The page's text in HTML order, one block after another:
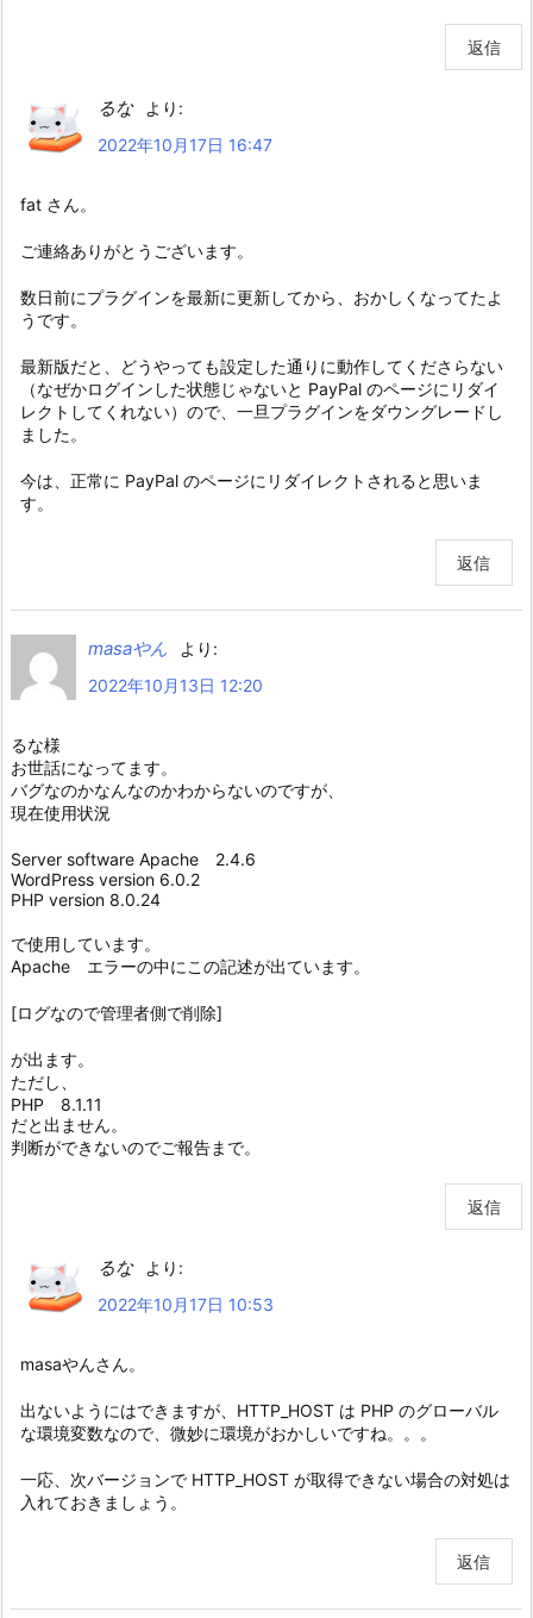
返信
るな
より:
2022年10月17日 16:47
fat さん。
ご連絡ありがとうございます。
数日前にプラグインを最新に更新してから、おかしくなってたよ
うです。
最新版だと、どうやっても設定した通りに動作してくださらない
（なぜかログインした状態じゃないと PayPal のページにリダイ
レクトしてくれない）ので、一旦プラグインをダウングレードし
ました。
今は、正常に PayPal のページにリダイレクトされると思いま
す。
返信
masaやん
より:
2022年10月13日 12:20
るな様
お世話になってます。
バグなのかなんなのかわからないのですが、
現在使用状況
Server software Apache 2.4.6
WordPress version 6.0.2
PHP version 8.0.24
で使用しています。
Apache エラーの中にこの記述が出ています。
[ログなので管理者側で削除]
が出ます。
ただし、
PHP 8.1.11
だと出ません。
判断ができないのでご報告まで。
返信
るな
より:
2022年10月17日 10:53
masaやんさん。
出ないようにはできますが、HTTP_HOST は PHP のグローバル
な環境変数なので、微妙に環境がおかしいですね。。。
一応、次バージョンで HTTP_HOST が取得できない場合の対処は
入れておきましょう。
返信